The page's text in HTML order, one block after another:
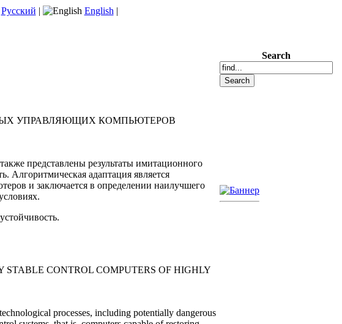
Русский | English |
УПРАВЛЯЮЩИХ КОМПЬЮТЕРОВ
представлены результаты имитационного
Алгоритмическая адаптация является
и заключается в определении наилучшего
CONTROL COMPUTERS OF HIGHLY
processes, including potentially dangerous
Search